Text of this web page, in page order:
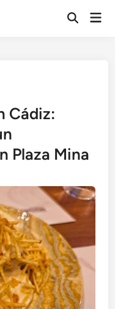
Abrir
Cádiz:
Plaza Mina